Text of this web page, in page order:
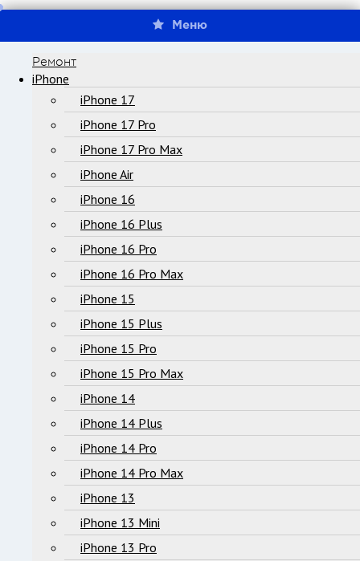
Меню
Ремонт
iPhone
iPhone 17
iPhone 17 Pro
iPhone 17 Pro Max
iPhone Air
iPhone 16
iPhone 16 Plus
iPhone 16 Pro
iPhone 16 Pro Max
iPhone 15
iPhone 15 Plus
iPhone 15 Pro
iPhone 15 Pro Max
iPhone 14
iPhone 14 Plus
iPhone 14 Pro
iPhone 14 Pro Max
iPhone 13
iPhone 13 Mini
iPhone 13 Pro